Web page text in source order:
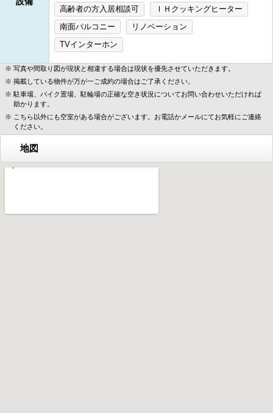
高齢者の方入居相談可
ＩＨクッキングヒーター
南面バルコニー
リノベーション
TVインターホン
写真や間取り図が現状と相違する場合は現状を優先させていただきます。
掲載している物件が万が一ご成約の場合はご了承ください。
駐車場、バイク置場、駐輪場の正確な空き状況についてお問い合わせいただければ
助かります。
こちら以外にも空室がある場合がございます。お電話かメールにてお気軽にご連絡
ください。
地図